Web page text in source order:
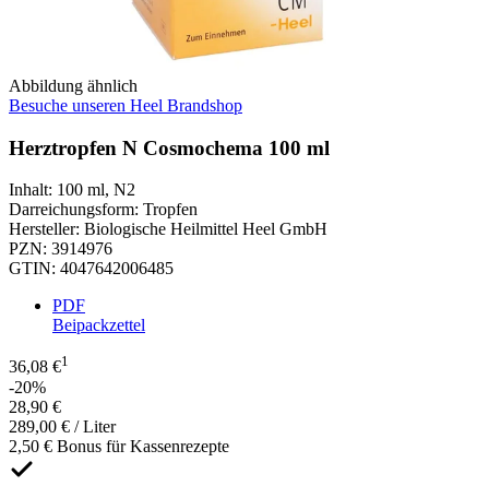
Abbildung ähnlich
Besuche unseren Heel Brandshop
Herztropfen N Cosmochema 100 ml
Inhalt: 100 ml, N2
Darreichungsform: Tropfen
Hersteller: Biologische Heilmittel Heel GmbH
PZN: 3914976
GTIN: 4047642006485
PDF
Beipackzettel
36,08 €1
-20%
28,90 €
289,00 € / Liter
2,50 € Bonus für Kassenrezepte